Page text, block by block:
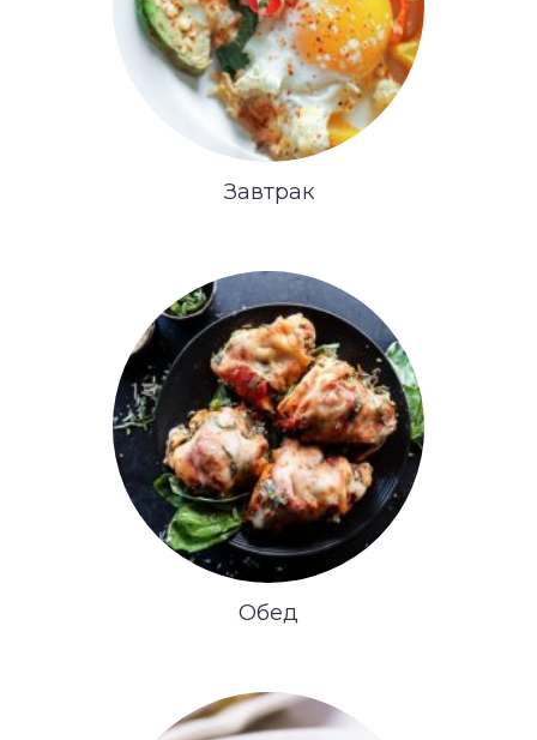
Завтрак
Обед